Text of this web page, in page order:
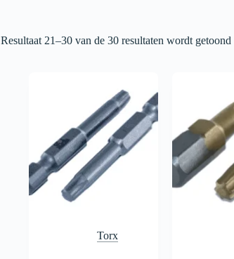
Resultaat 21–30 van de 30 resultaten wordt getoond
Torx